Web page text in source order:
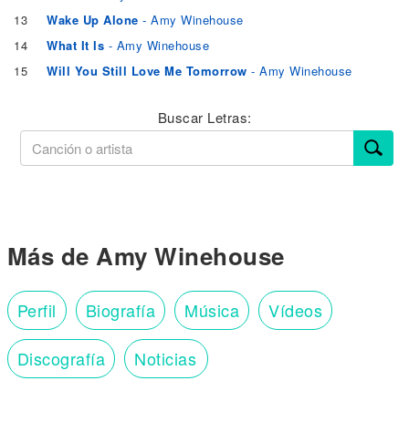
13
Wake Up Alone - Amy Winehouse
14
What It Is - Amy Winehouse
15
Will You Still Love Me Tomorrow - Amy Winehouse
Buscar Letras:
Más de Amy Winehouse
Perfil Biografía Música Vídeos
Discografía Noticias